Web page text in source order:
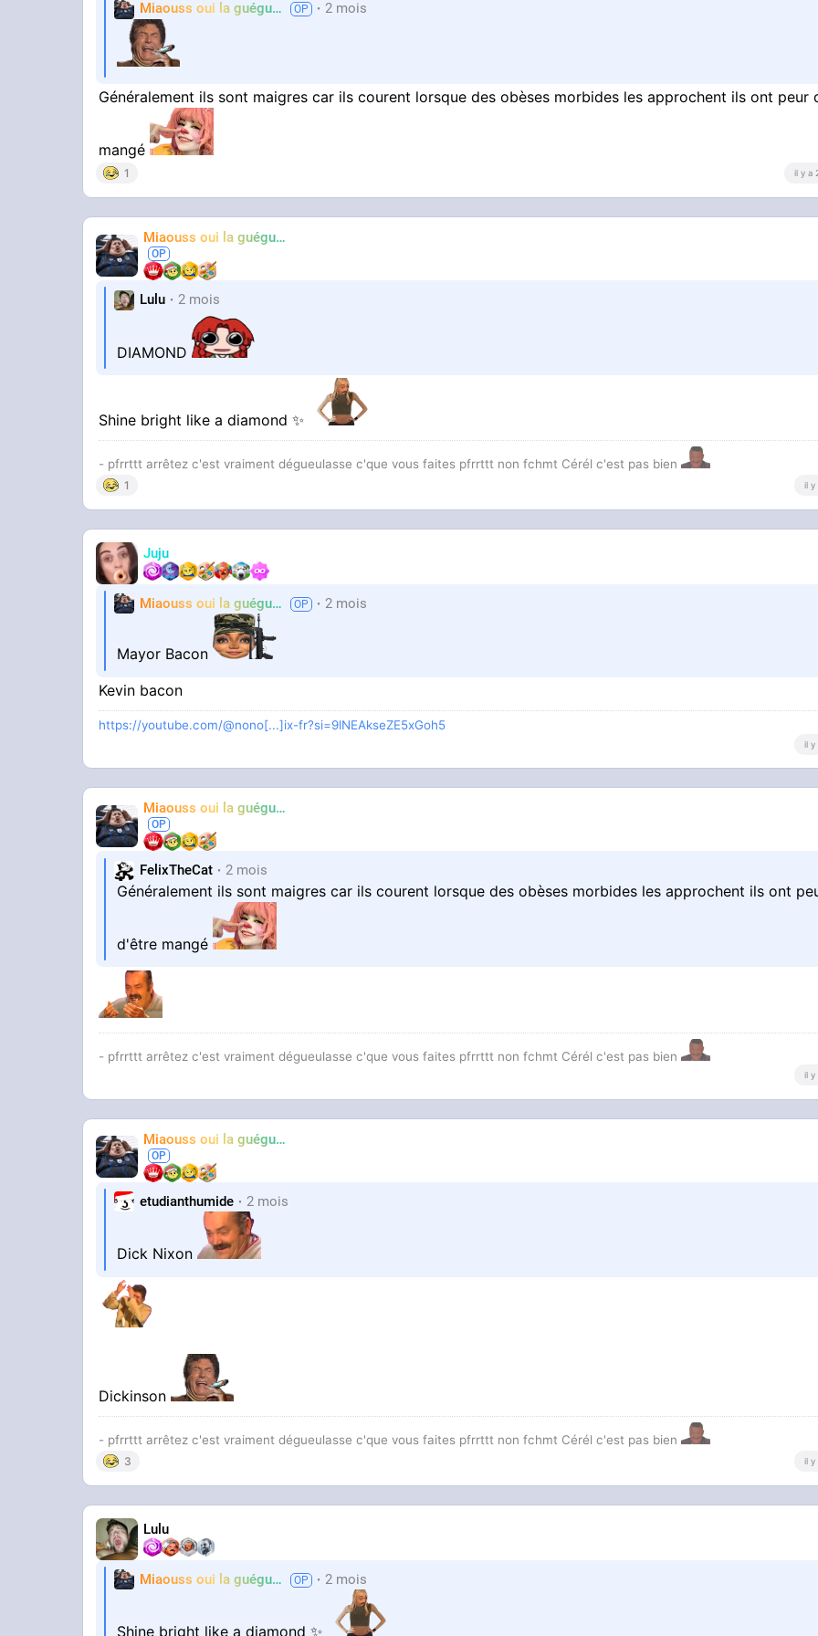
Miaouss oui la guéguérre TF6 2 mois
Généralement ils sont maigres car ils courent lorsque des obèses morbides les approchent ils ont peur
mangé
1 il y a
Miaouss oui la guéguérre
Lulu 2 mois
DIAMOND
Shine bright like a diamond ✨
- pfrrttt arrêtez c'est vraiment dégueulasse c'que vous faites pfrrttt non fchmt Cérél c'est pas bien
1 il y
Juju
Miaouss oui la guéguérre TF6 2 mois
Mayor Bacon
Kevin bacon
https://youtube.com/@nono[...]ix-fr?si=9lNEAkseZE5xGoh5
il y
Miaouss oui la guéguérre
FelixTheCat 2 mois
Généralement ils sont maigres car ils courent lorsque des obèses morbides les approchent ils ont
d'être mangé
- pfrrttt arrêtez c'est vraiment dégueulasse c'que vous faites pfrrttt non fchmt Cérél c'est pas bien
il y
Miaouss oui la guéguérre
etudianthumide 2 mois
Dick Nixon
Dickinson
- pfrrttt arrêtez c'est vraiment dégueulasse c'que vous faites pfrrttt non fchmt Cérél c'est pas bien
3 il y
Lulu
Miaouss oui la guéguérre TF6 2 mois
Shine bright like a diamond ✨